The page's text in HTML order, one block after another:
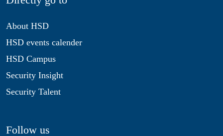
About HSD
HSD events calender
HSD Campus
Security Insight
Security Talent
Follow us